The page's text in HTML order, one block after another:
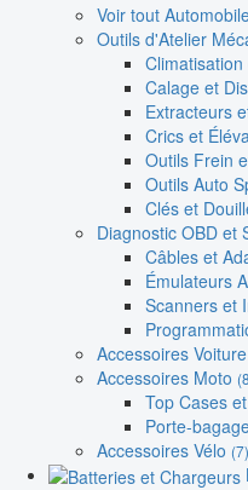
Voir tout
Outils d'Atelier
Calage et
Extracteurs
Crics et
Outils Frein
Outils Auto
Clés et
Diagnostic OBD et
Câbles et
Émulateurs
Scanners et
Accessoires Voiture
Accessoires Moto
Top Cases
Porte-
Accessoires Vélo (7)